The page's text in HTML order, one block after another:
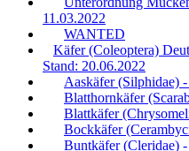
11.03.2022
WANTED
Käfer (Coleoptera)
Stand: 20.06.2022
Aaskäfer (Silphidae)
Blatthornkäfer
Blattkäfer
Bockkäfer
Buntkäfer (Cleridae)